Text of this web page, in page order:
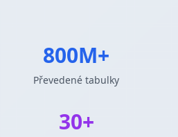
800M+
Převedené tabulky
30+